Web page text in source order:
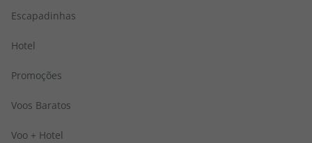
Escapadinhas
Hotel
Promoções
Voos Baratos
Voo + Hotel